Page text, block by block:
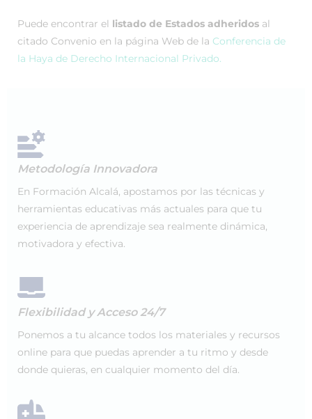
Puede encontrar el listado de Estados adheridos al
citado Convenio en la página Web de la Conferencia de
la Haya de Derecho Internacional Privado.
Metodología Innovadora
En Formación Alcalá, apostamos por las técnicas y
herramientas educativas más actuales para que tu
experiencia de aprendizaje sea realmente dinámica,
motivadora y efectiva.
Flexibilidad y Acceso 24/7
Ponemos a tu alcance todos los materiales y recursos
online para que puedas aprender a tu ritmo y desde
donde quieras, en cualquier momento del día.